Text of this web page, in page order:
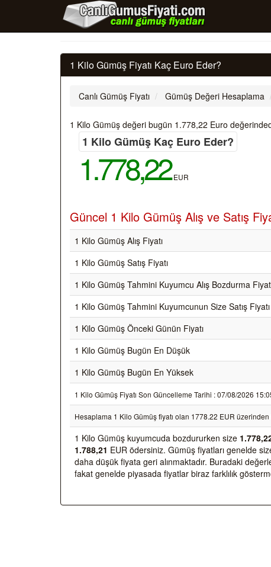
1 Kilo Gümüş Fiyatı Kaç Euro Eder?
Canlı Gümüş Fiyatı Gümüş Değeri Hesaplama
1 Kilo Gümüş değeri bugün 1.778,22 Euro
1 Kilo Gümüş Kaç Euro Eder?
1.778,22 EUR
Güncel 1 Kilo Gümüş Alış ve Satış
1 Kilo Gümüş Alış Fiyatı
1 Kilo Gümüş Satış Fiyatı
1 Kilo Gümüş Tahmini Kuyumcu Alış Bozdurma
1 Kilo Gümüş Tahmini Kuyumcunun Size Satış Fiyatı
1 Kilo Gümüş Önceki Günün Fiyatı
1 Kilo Gümüş Bugün En Düşük
1 Kilo Gümüş Bugün En Yüksek
1 Kilo Gümüş Fiyatı Son Güncelleme Tarihi : 07/08/2026
Hesaplama 1 Kilo Gümüş fiyatı olan 1778.22 EUR üzerinden
1 Kilo Gümüş kuyumcuda bozdururken size
1.788,21 EUR ödersiniz. Gümüş fiyatları genelde
daha düşük fiyata geri alınmaktadır. Buradaki
fakat genelde piyasada fiyatlar biraz farklılık